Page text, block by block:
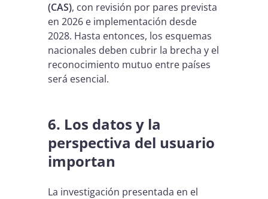
(CAS), con revisión por pares prevista
en 2026 e implementación desde
2028. Hasta entonces, los esquemas
nacionales deben cubrir la brecha y el
reconocimiento mutuo entre países
será esencial.
6. Los datos y la
perspectiva del usuario
importan
La investigación presentada en el